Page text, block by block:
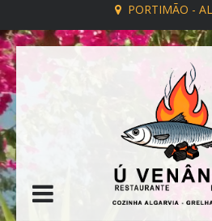
PORTIMÃO -